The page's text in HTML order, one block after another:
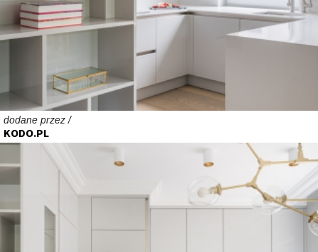
dodane przez /
KODO.PL